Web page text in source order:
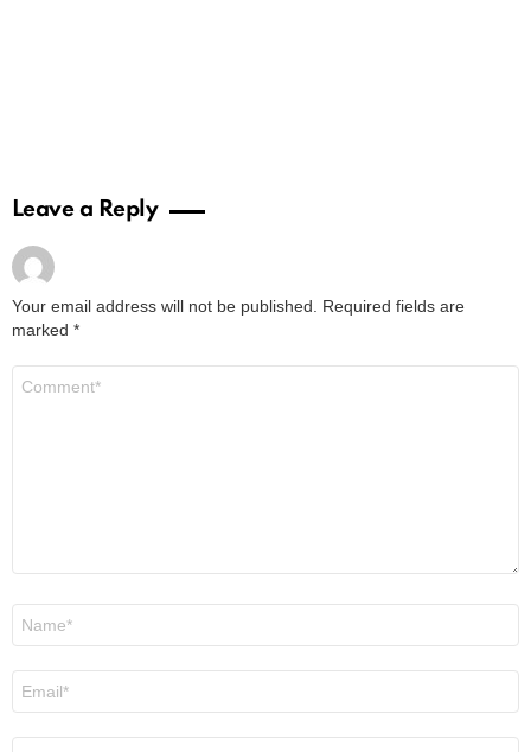
Leave a Reply
Your email address will not be published.
Required fields are
marked *